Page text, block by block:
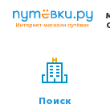
Сервисы
Поиск